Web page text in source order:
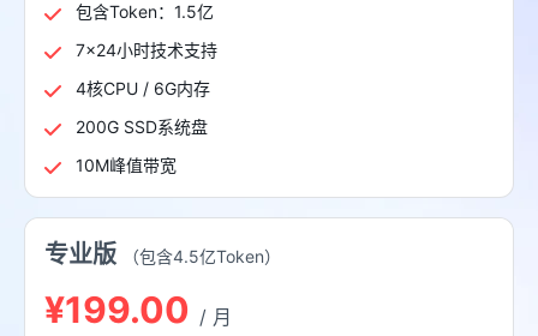
包含Token：1.5亿
7×24小时技术支持
4核CPU / 6G内存
200G SSD系统盘
10M峰值带宽
专业版 （包含4.5亿Token）
¥199.00 / 月